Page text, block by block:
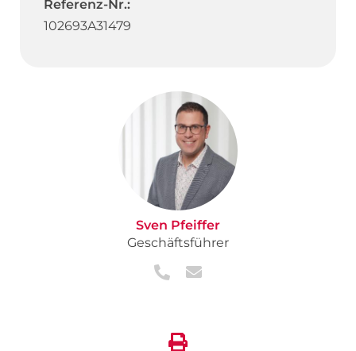
Referenz-Nr.:
102693A31479
Sven Pfeiffer
Geschäftsführer